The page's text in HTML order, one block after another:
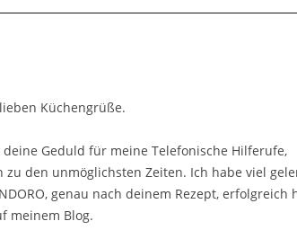
Küchengrüße.
Geduld für meine Telefonische Hilferufe,
den unmöglichsten Zeiten. Ich habe viel
genau nach deinem Rezept, erfolgreich
meinem Blog.